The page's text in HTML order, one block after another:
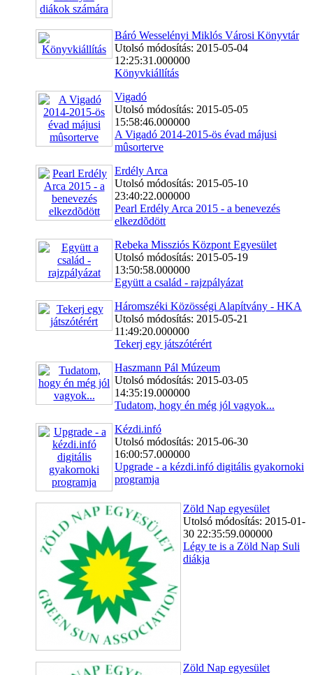
Báró Wesselényi Miklós Városi Könyvtár
Utolsó módosítás: 2015-05-04
12:25:31.000000
Könyvkiállítás
Vigadó
Utolsó módosítás: 2015-05-05
15:58:46.000000
A Vigadó 2014-2015-ös évad májusi
mûsorterve
Erdély Arca
Utolsó módosítás: 2015-05-10
23:40:22.000000
Pearl Erdély Arca 2015 - a benevezés
elkezdõdött
Rebeka Missziós Központ Egyesület
Utolsó módosítás: 2015-05-19
13:50:58.000000
Együtt a család - rajzpályázat
Háromszéki Közösségi Alapítvány - HKA
Utolsó módosítás: 2015-05-21
11:49:20.000000
Tekerj egy játszótérért
Haszmann Pál Múzeum
Utolsó módosítás: 2015-03-05
14:35:19.000000
Tudatom, hogy én még jól vagyok...
Kézdi.infó
Utolsó módosítás: 2015-06-30
16:00:57.000000
Upgrade - a kézdi.infó digitális gyakornoki
programja
Zöld Nap egyesület
Utolsó módosítás: 2015-01-
30 22:35:59.000000
Légy te is a Zöld Nap Suli
diákja
Zöld Nap egyesület